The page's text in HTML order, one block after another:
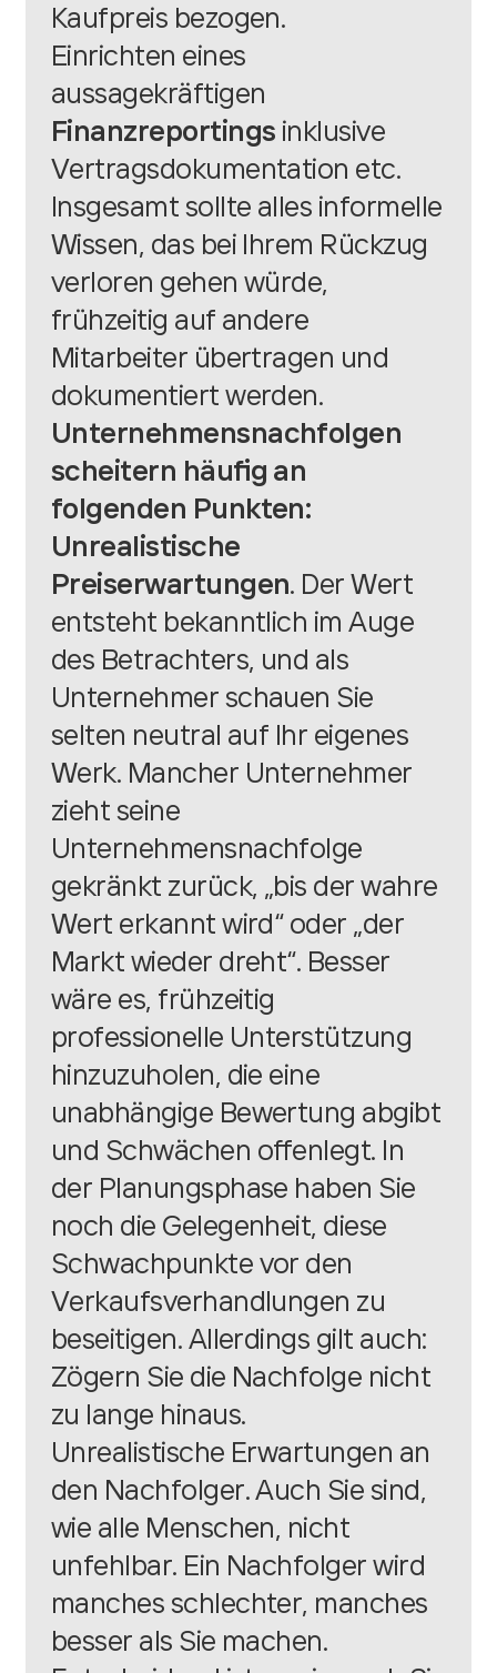
Kaufpreis bezogen.
Einrichten eines
aussagekräftigen
Finanzreportings inklusive
Vertragsdokumentation etc.
Insgesamt sollte alles informelle
Wissen, das bei Ihrem Rückzug
verloren gehen würde,
frühzeitig auf andere
Mitarbeiter übertragen und
dokumentiert werden.
Unternehmensnachfolgen
scheitern häufig an
folgenden Punkten:
Unrealistische
Preiserwartungen. Der Wert
entsteht bekanntlich im Auge
des Betrachters, und als
Unternehmer schauen Sie
selten neutral auf Ihr eigenes
Werk. Mancher Unternehmer
zieht seine
Unternehmensnachfolge
gekränkt zurück, „bis der wahre
Wert erkannt wird“ oder „der
Markt wieder dreht“. Besser
wäre es, frühzeitig
professionelle Unterstützung
hinzuzuholen, die eine
unabhängige Bewertung abgibt
und Schwächen offenlegt. In
der Planungsphase haben Sie
noch die Gelegenheit, diese
Schwachpunkte vor den
Verkaufsverhandlungen zu
beseitigen. Allerdings gilt auch:
Zögern Sie die Nachfolge nicht
zu lange hinaus.
Unrealistische Erwartungen an
den Nachfolger. Auch Sie sind,
wie alle Menschen, nicht
unfehlbar. Ein Nachfolger wird
manches schlechter, manches
besser als Sie machen.